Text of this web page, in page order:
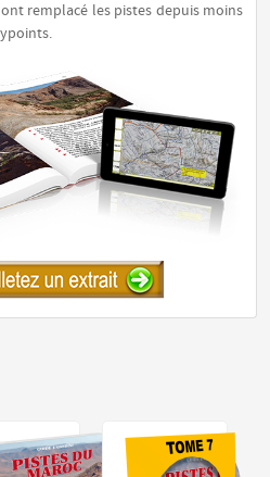
remplacé les pistes depuis moins